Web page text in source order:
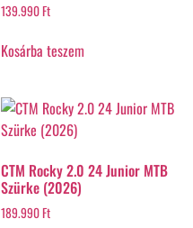
139.990Ft
Kosárba teszem
CTM Rocky 2.0 24 Junior MTB
Szürke (2026)
189.990Ft